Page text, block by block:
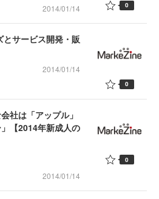
2014/01/14 0
サービス開発・販
2014/01/14
0
社は「アップル」
【2014年新成人の
2014/01/14
0